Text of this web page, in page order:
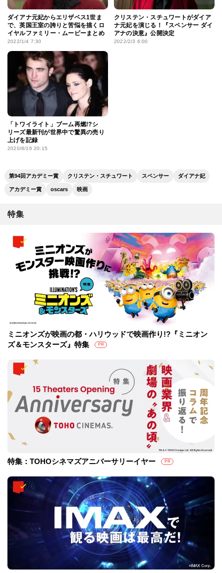
ダイアナ元妃からエリザベス1世ま
で、英国王室の誇りと苦悩を描くロ
イヤルファミリー・ムービーまとめ
2022/1/4 7:30
クリステン・スチュワートがダイア
ナ元妃を演じる！『スペンサー ダイ
アナの決意』公開決定
2022/2/3 6:00
「トワイライト」ブーム再燃!?シ
リーズ最新刊が世界中で驚異の売り
上げを記録
2020/8/16 20:15
第94回アカデミー賞 クリステン・スチュワート スペンサー ダイアナ妃
アカデミー賞 oscars 映画
特集
ミニオンズが映画の都・ハリウッドで映画作り!?『ミニオン
ズ＆モンスターズ』特集
PR
特集：TOHOシネマズアニバーサリーイヤー PR